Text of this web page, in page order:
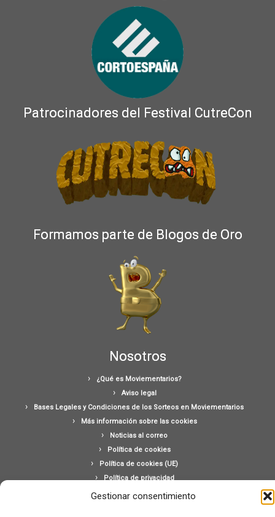
Gestionar consentimiento
Patrocinadores del Festival CutreCon
Formamos parte de Blogos de Oro
Nosotros
¿Qué es Moviementarios?
Aviso legal
Bases Legales y Condiciones de los Sorteos en Moviementarios
Más información sobre las cookies
Noticias al correo
Política de cookies
Política de cookies (UE)
Política de privacidad
Ponte en contacto con nosotros